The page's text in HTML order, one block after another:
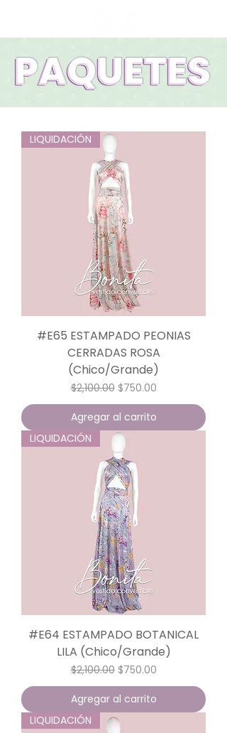
LIQUIDACIÓN
#E65 ESTAMPADO PEONIAS
CERRADAS ROSA
(Chico/Grande)
Precio
$2,100.00 Precio de oferta
$750.00
Agregar al carrito
LIQUIDACIÓN
#E64 ESTAMPADO BOTANICAL
LILA (Chico/Grande)
Precio
$2,100.00 Precio de oferta
$750.00
Agregar al carrito
LIQUIDACIÓN